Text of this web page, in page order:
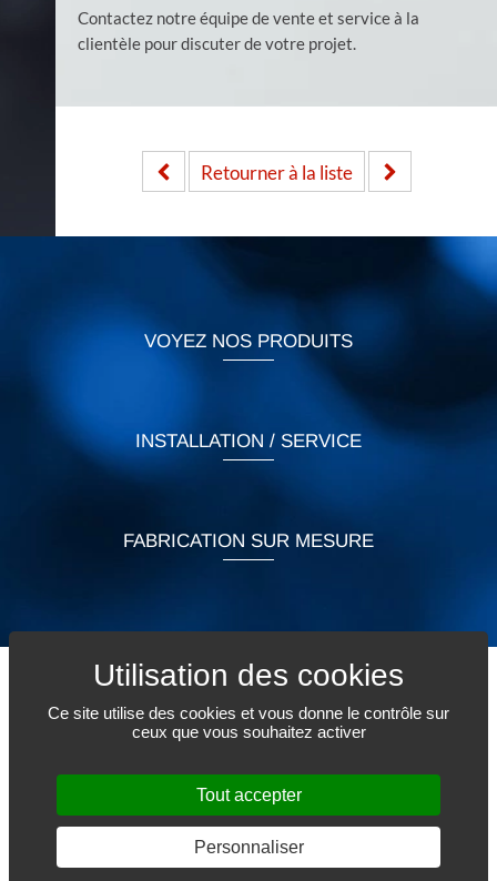
Ce site utilise des cookies et vous donne le contrôle sur
ceux que vous souhaitez activer
Tout accepter
Personnaliser
Contactez notre équipe de vente et service à la
clientèle pour discuter de votre projet.
Retourner à la liste
VOYEZ NOS PRODUITS
INSTALLATION / SERVICE
FABRICATION SUR MESURE
FAITES-NOUS PART DE VOS BESOINS
© 2017-2026 Les Plastiques Cy-Bo inc. - Tous droits réservés.
Conception web :